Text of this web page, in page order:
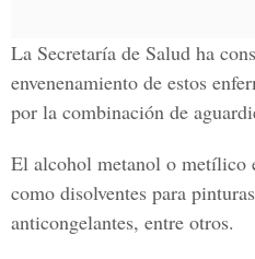
La Secretaría de Salud ha
envenenamiento de estos
por la combinación de
El alcohol metanol o metílico
como disolventes para
anticongelantes, entre otros.